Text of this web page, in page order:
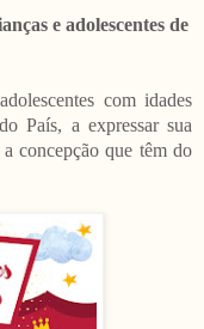
e adolescentes de
com idades
País, a expressar sua
concepção que têm do